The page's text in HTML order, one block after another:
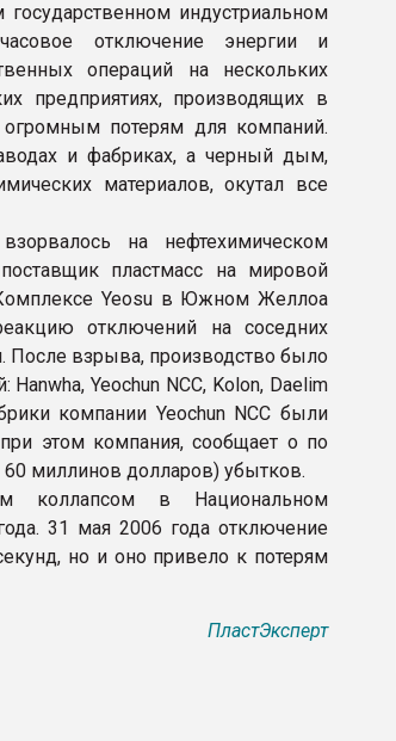
индустриальном
отключение энергии и
операций на нескольких
предприятиях, производящих в
потерям для компаний.
и фабриках, а черный дым,
материалов, окутал все
на нефтехимическом
пластмасс на мировой
Yeosu в Южном Желлоа
отключений на соседних
После взрыва, производство было
Yeochun NCC, Kolon, Daelim
компании Yeochun NCC были
этом компания, сообщает о по
миллинов долларов) убытков.
коллапсом в Национальном
31 мая 2006 года отключение
но и оно привело к потерям
ПластЭксперт